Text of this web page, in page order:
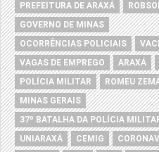
PREFEITURA DE ARAXÁ
GOVERNO DE MINAS
OCORRÊNCIAS POLICIAIS
VAGAS DE EMPREGO
ARAXÁ
POLÍCIA MILITAR
ROMEU
MINAS GERAIS
37º BATALHA DA POLÍCIA
UNIARAXÁ
CEMIG